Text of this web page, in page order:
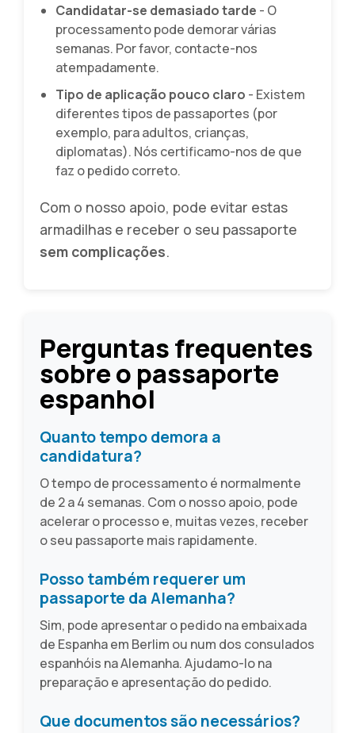
Candidatar-se demasiado tarde - O
processamento pode demorar várias
semanas. Por favor, contacte-nos
atempadamente.
Tipo de aplicação pouco claro - Existem
diferentes tipos de passaportes (por
exemplo, para adultos, crianças,
diplomatas). Nós certificamo-nos de que
faz o pedido correto.
Com o nosso apoio, pode evitar estas
armadilhas e receber o seu passaporte
sem complicações.
Perguntas frequentes
sobre o passaporte
espanhol
Quanto tempo demora a
candidatura?
O tempo de processamento é normalmente
de 2 a 4 semanas. Com o nosso apoio, pode
acelerar o processo e, muitas vezes, receber
o seu passaporte mais rapidamente.
Posso também requerer um
passaporte da Alemanha?
Sim, pode apresentar o pedido na embaixada
de Espanha em Berlim ou num dos consulados
espanhóis na Alemanha. Ajudamo-lo na
preparação e apresentação do pedido.
Que documentos são necessários?